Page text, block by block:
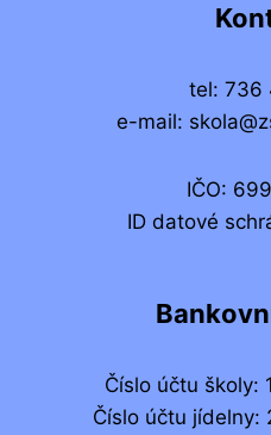
tel: 736
e-mail:
IČO:
ID datové
Číslo účtu školy:
Číslo účtu